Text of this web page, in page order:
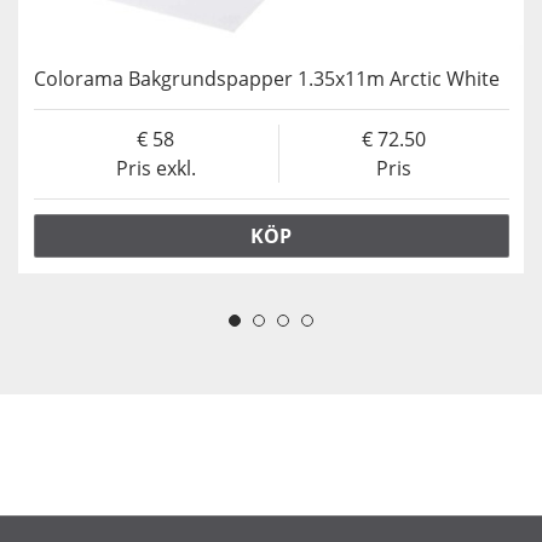
Colorama Bakgrundspapper 1.35x11m Arctic White
Pris exkl.
58
Pris
72.50
KÖP